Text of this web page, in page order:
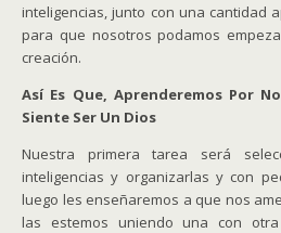
inteligencias, junto con una cantidad
para que nosotros podamos
creación.
Así Es Que, Aprenderemos Por
Siente Ser Un Dios
Nuestra primera tarea será
inteligencias y organizarlas y con
luego les enseñaremos a que nos
las estemos uniendo una con